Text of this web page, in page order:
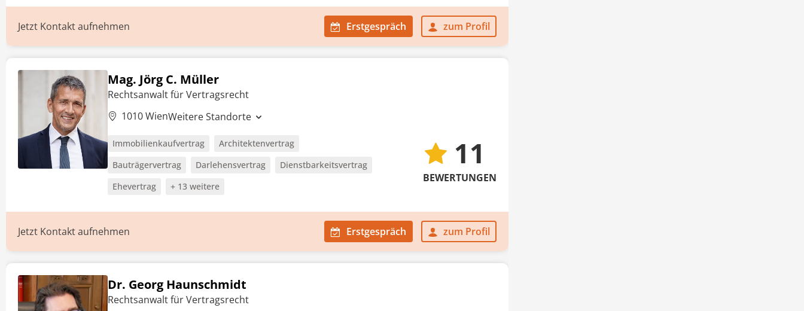
Jetzt Kontakt aufnehmen Erstgespräch zum Profil
Mag. Jörg C. Müller
Rechtsanwalt für Vertragsrecht
1010 WienWeitere Standorte
Immobilienkaufvertrag
Architektenvertrag
Bauträgervertrag
Darlehensvertrag
Dienstbarkeitsvertrag
Ehevertrag
+ 13 weitere
11
BEWERTUNGEN
Jetzt Kontakt aufnehmen Erstgespräch zum Profil
Dr. Georg Haunschmidt
Rechtsanwalt für Vertragsrecht